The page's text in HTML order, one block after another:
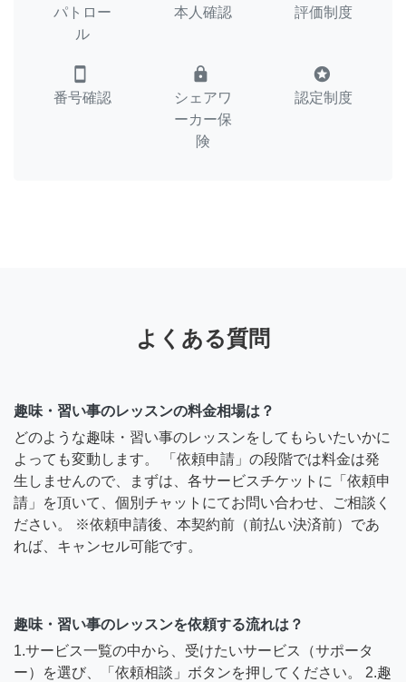
パトロー
ル
本人確認 評価制度
smartphone
番号確認
lock
シェアワ
ーカー保
険
stars
認定制度
よくある質問
趣味・習い事のレッスンの料金相場は？
どのような趣味・習い事のレッスンをしてもらいたいかに
よっても変動します。 「依頼申請」の段階では料金は発
生しませんので、まずは、各サービスチケットに「依頼申
請」を頂いて、個別チャットにてお問い合わせ、ご相談く
ださい。 ※依頼申請後、本契約前（前払い決済前）であ
れば、キャンセル可能です。
趣味・習い事のレッスンを依頼する流れは？
1.サービス一覧の中から、受けたいサービス（サポータ
ー）を選び、「依頼相談」ボタンを押してください。 2.趣